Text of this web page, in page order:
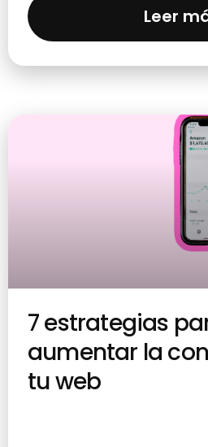
Leer
7 estrategias
aumentar la
tu web